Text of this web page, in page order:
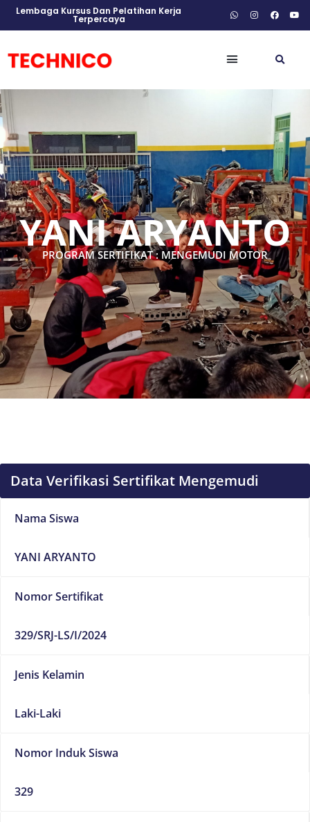
Lembaga Kursus Dan Pelatihan Kerja
Terpercaya
YANI ARYANTO
PROGRAM SERTIFIKAT : MENGEMUDI MOTOR
Data Verifikasi Sertifikat Mengemudi
Nama Siswa
YANI ARYANTO
Nomor Sertifikat
329/SRJ-LS/I/2024
Jenis Kelamin
Laki-Laki
Nomor Induk Siswa
329